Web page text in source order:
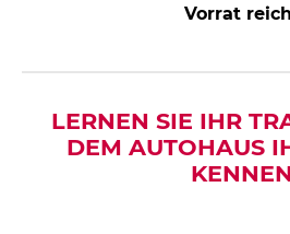
Vorrat
LERNEN SIE IHR
DEM AUTOHAUS